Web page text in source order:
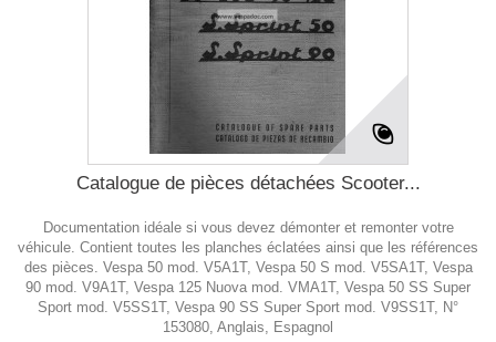
Catalogue de pièces détachées Scooter...
Documentation idéale si vous devez démonter et remonter votre
véhicule. Contient toutes les planches éclatées ainsi que les références
des pièces. Vespa 50 mod. V5A1T, Vespa 50 S mod. V5SA1T, Vespa
90 mod. V9A1T, Vespa 125 Nuova mod. VMA1T, Vespa 50 SS Super
Sport mod. V5SS1T, Vespa 90 SS Super Sport mod. V9SS1T, N°
153080, Anglais, Espagnol